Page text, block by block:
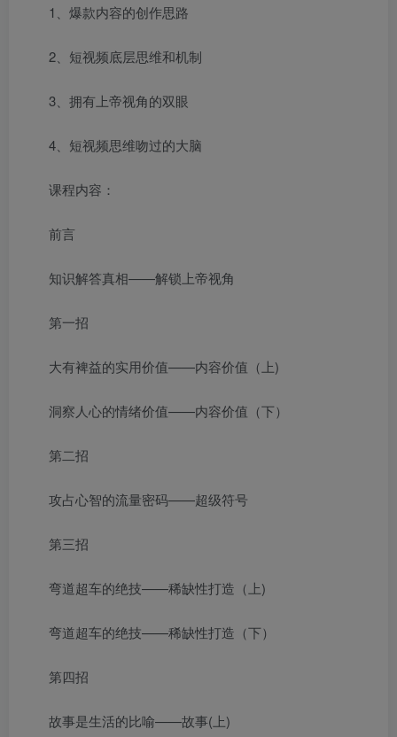
1、爆款内容的创作思路
2、短视频底层思维和机制
3、拥有上帝视角的双眼
4、短视频思维吻过的大脑
课程内容：
前言
知识解答真相——解锁上帝视角
第一招
大有裨益的实用价值——内容价值（上)
洞察人心的情绪价值——内容价值（下）
第二招
攻占心智的流量密码——超级符号
第三招
弯道超车的绝技——稀缺性打造（上)
弯道超车的绝技——稀缺性打造（下）
第四招
故事是生活的比喻——故事(上)